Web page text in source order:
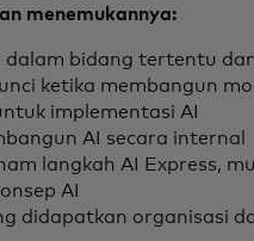
menemukannya:
dalam bidang tertentu
ketika membangun
implementasi AI
AI secara internal
langkah AI Express,
AI
didapatkan organisasi